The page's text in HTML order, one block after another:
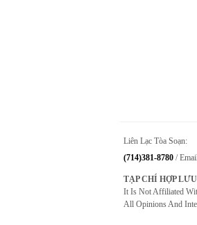
Liên Lạc Tòa Soạn:
(714)381-8780 /
TẠP CHÍ HỢP LƯU
It Is Not Affiliated
All Opinions And